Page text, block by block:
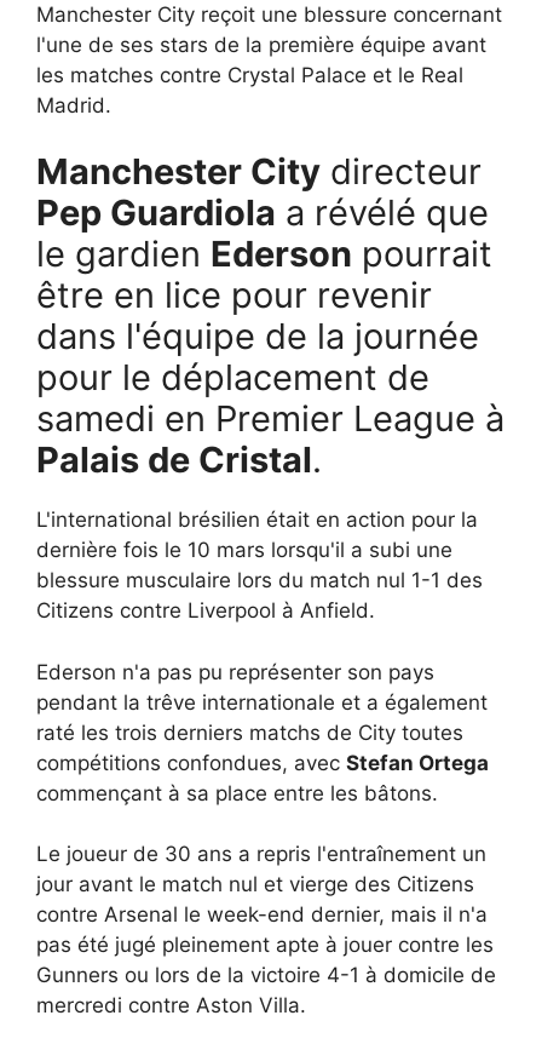
Manchester City reçoit une blessure concernant
l'une de ses stars de la première équipe avant
les matches contre Crystal Palace et le Real
Madrid.
Manchester City directeur
Pep Guardiola a révélé que
le gardien Ederson pourrait
être en lice pour revenir
dans l'équipe de la journée
pour le déplacement de
samedi en Premier League à
Palais de Cristal.
L'international brésilien était en action pour la
dernière fois le 10 mars lorsqu'il a subi une
blessure musculaire lors du match nul 1-1 des
Citizens contre Liverpool à Anfield.
Ederson n'a pas pu représenter son pays
pendant la trêve internationale et a également
raté les trois derniers matchs de City toutes
compétitions confondues, avec Stefan Ortega
commençant à sa place entre les bâtons.
Le joueur de 30 ans a repris l'entraînement un
jour avant le match nul et vierge des Citizens
contre Arsenal le week-end dernier, mais il n'a
pas été jugé pleinement apte à jouer contre les
Gunners ou lors de la victoire 4-1 à domicile de
mercredi contre Aston Villa.